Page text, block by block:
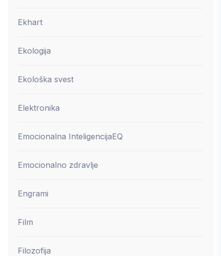
Ekhart
Ekologija
Ekološka svest
Elektronika
Emocionalna InteligencijaEQ
Emocionalno zdravlje
Engrami
Film
Filozofija